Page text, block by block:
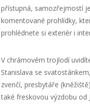
přístupná, samozřejmostí
komentované prohlídky,
prohlédnete si exteriér i
V chrámovém trojlodí
Stanislava se
zvenčí, presbytáře
také freskovou výzdobu od